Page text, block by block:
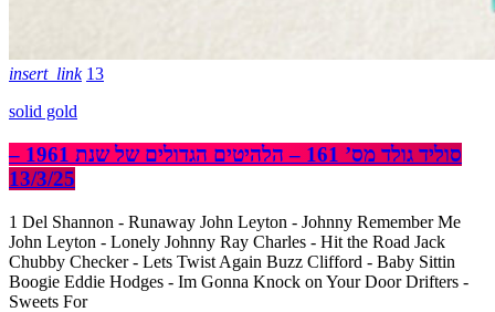
insert_link 13
solid gold
סוליד גולד מס’ 161 – הלהיטים הגדולים של שנת 1961 –
13/3/25
1 Del Shannon - Runaway John Leyton - Johnny Remember Me
John Leyton - Lonely Johnny Ray Charles - Hit the Road Jack
Chubby Checker - Lets Twist Again Buzz Clifford - Baby Sittin
Boogie Eddie Hodges - Im Gonna Knock on Your Door Drifters -
Sweets For